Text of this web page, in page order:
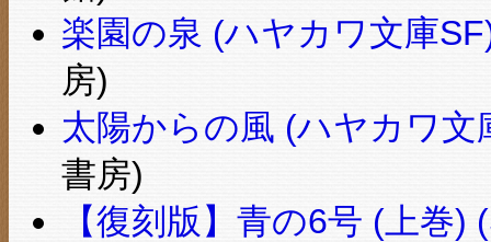
楽園の泉 (ハヤカワ文庫
房)
太陽からの風 (ハヤカワ文
書房)
【復刻版】青の6号 (上巻